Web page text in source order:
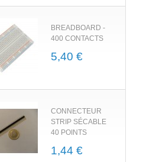
BREADBOARD -
400 CONTACTS
5,40 €
CONNECTEUR
STRIP SÉCABLE
40 POINTS
1,44 €